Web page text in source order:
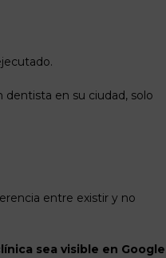
dentista en su ciudad, solo
entre existir y no
sea visible en